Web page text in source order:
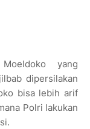
yang
dipersilakan
bisa lebih arif
Polri lakukan